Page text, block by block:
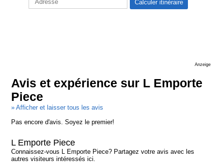
Anzeige
Avis et expérience sur L Emporte
Piece
» Afficher et laisser tous les avis
Pas encore d'avis. Soyez le premier!
L Emporte Piece
Connaissez-vous L Emporte Piece? Partagez votre avis avec les
autres visiteurs intéressés ici.